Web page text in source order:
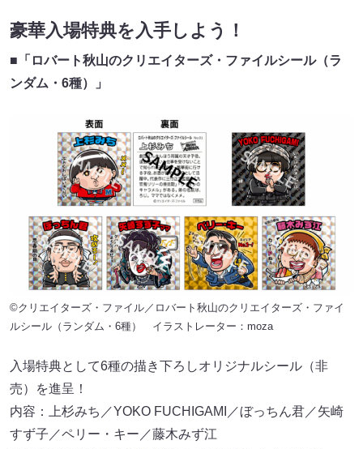
豪華入場特典を入手しよう！
■「ロバート秋山のクリエイターズ・ファイルシール（ラ
ンダム・6種）」
©クリエイターズ・ファイル／ロバート秋山のクリエイターズ・ファイ
ルシール（ランダム・6種） イラストレーター：moza
入場特典として6種の描き下ろしオリジナルシール（⾮
売）を進呈！
内容：上杉みち／YOKO FUCHIGAMI／ぼっちん君／⽮崎
すず子／ペリー・キー／藤木みず江